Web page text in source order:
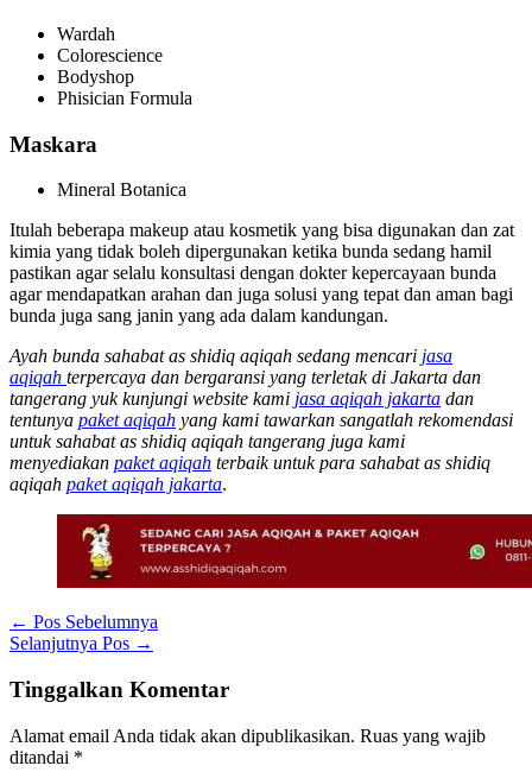
Wardah
Colorescience
Bodyshop
Phisician Formula
Maskara
Mineral Botanica
Itulah beberapa makeup atau kosmetik yang bisa digunakan dan zat
kimia yang tidak boleh dipergunakan ketika bunda sedang hamil
pastikan agar selalu konsultasi dengan dokter kepercayaan bunda
agar mendapatkan arahan dan juga solusi yang tepat dan aman bagi
bunda juga sang janin yang ada dalam kandungan.
Ayah bunda sahabat as shidiq aqiqah sedang mencari jasa
aqiqah terpercaya dan bergaransi yang terletak di Jakarta dan
tangerang yuk kunjungi website kami jasa aqiqah jakarta dan
tentunya paket aqiqah yang kami tawarkan sangatlah rekomendasi
untuk sahabat as shidiq aqiqah tangerang juga kami
menyediakan paket aqiqah terbaik untuk para sahabat as shidiq
aqiqah paket aqiqah jakarta.
← Pos Sebelumnya
Selanjutnya Pos →
Tinggalkan Komentar
Alamat email Anda tidak akan dipublikasikan. Ruas yang wajib
ditandai *